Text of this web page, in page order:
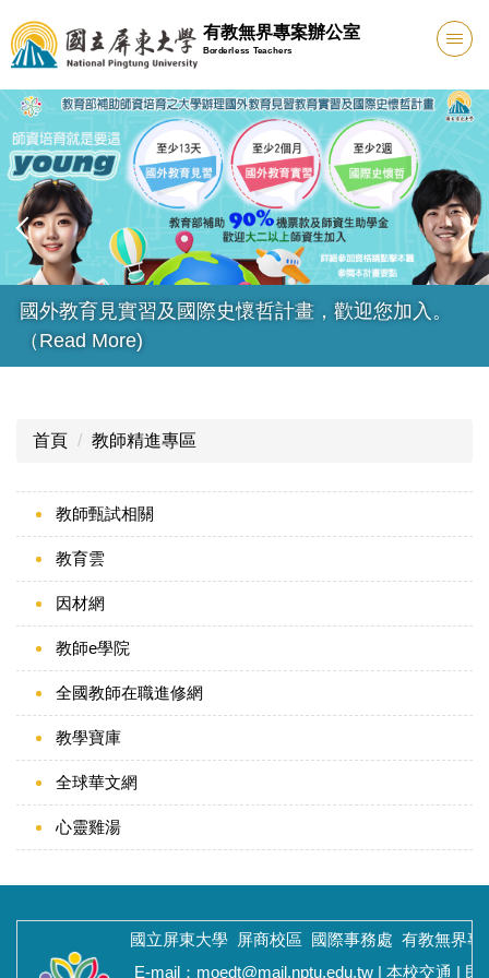
到
主
要
內
容
區
有教無界專案辦公室
Borderless Teachers
國外教育見實習及國際史懷哲計畫，歡迎您加入。
（Read More)
首頁 教師精進專區
教師甄試相關
教育雲
因材網
教師e學院
全國教師在職進修網
教學寶庫
全球華文網
心靈雞湯
國立屏東大學 屏商校區 國際事務處 有教無界專
E-mail：moedt@mail.nptu.edu.tw | 本校交通 民